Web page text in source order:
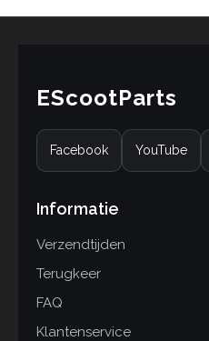
EScootParts
Facebook YouTube
Informatie
Verzendtijden
Terugkeer
FAQ
Klantenservice